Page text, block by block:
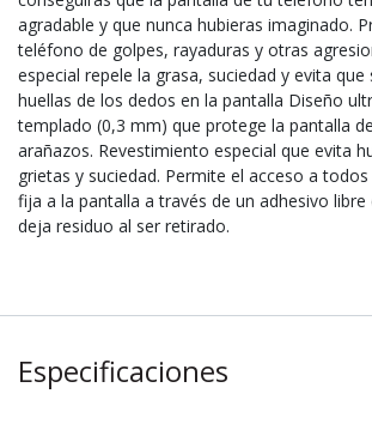
agradable y que nunca hubieras imaginado.
teléfono de golpes, rayaduras y otras
especial repele la grasa, suciedad y evita que
huellas de los dedos en la pantalla Diseño
templado (0,3 mm) que protege la pantalla
arañazos. Revestimiento especial que evita
grietas y suciedad. Permite el acceso a
fija a la pantalla a través de un adhesivo libre
deja residuo al ser retirado.
Especificaciones